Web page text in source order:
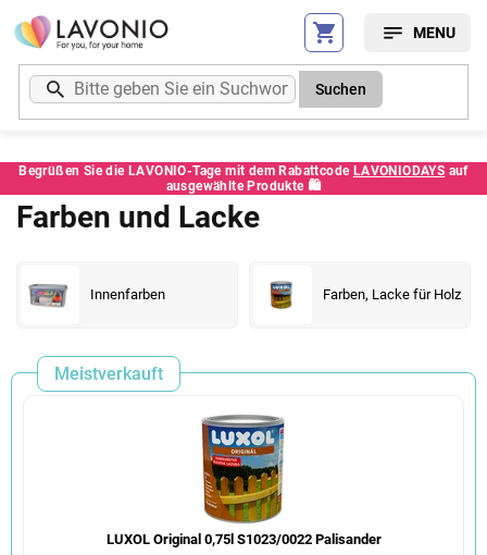
Zum
Inhalt
springen
Begrüßen Sie die LAVONIO-Tage mit dem Rabattcode LAVONIODAYS auf
ausgewählte Produkte 🛍️
Suchen
Farben und Lacke
Innenfarben Farben, Lacke für Holz
Meistverkauft
LUXOL Original 0,75l S1023/0022 Palisander